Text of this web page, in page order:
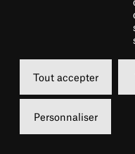
La compagnie
sensibles et
scénographie et
intimement liées.
Tout accepter
Personnaliser